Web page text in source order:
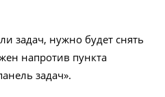
задач, нужно будет снять
напротив пункта
задач».